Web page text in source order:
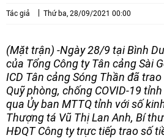
Tác giả Thứ ba, 28/09/2021 00:00
(Mặt trận) -Ngày 28/9 tại Bình
của Tổng Công ty Tân cảng Sài
ICD Tân cảng Sóng Thần đã
Quỹ phòng, chống COVID-19
qua Ủy ban MTTQ tỉnh với số
Thượng tá Vũ Thị Lan Anh, Bí
HĐQT Công ty trực tiếp trao số